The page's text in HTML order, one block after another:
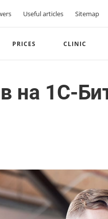
Useful articles Sitemap
PRICES CLINIC
на 1С-